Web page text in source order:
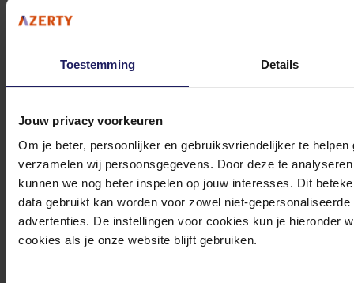
Toestemming Details
Jouw privacy voorkeuren
Om je beter, persoonlijker en gebruiksvriendelijker te
verzamelen wij persoonsgegevens. Door deze te
kunnen we nog beter inspelen op jouw interesses. Dit
data gebruikt kan worden voor zowel niet-
advertenties. De instellingen voor cookies kun je hieronder
cookies als je onze website blijft gebruiken.
Samsung Galaxy A56 Enterprise edition EU Model - 128GB
Graphite
Volgende werkdag in huis
357,-